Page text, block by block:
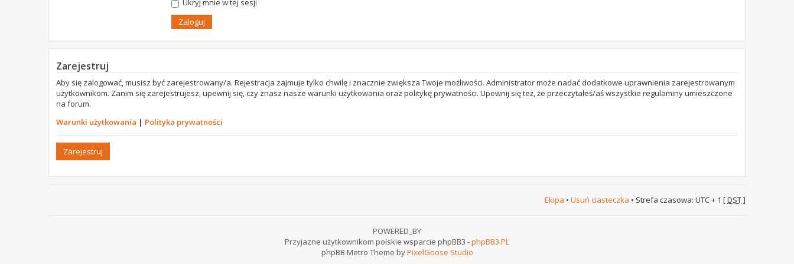
Ukryj mnie w tej sesji
Zarejestruj
Aby się zalogować, musisz być zarejestrowany/a. Rejestracja zajmuje tylko chwilę i znacznie zwiększa Twoje możliwości. Administrator może nadać dodatkowe uprawnienia zarejestrowanym
użytkownikom. Zanim się zarejestrujesz, upewnij się, czy znasz nasze warunki użytkowania oraz politykę prywatności. Upewnij się też, że przeczytałeś/aś wszystkie regulaminy umieszczone
na forum.
Warunki użytkowania | Polityka prywatności
Zarejestruj
Ekipa • Usuń ciasteczka • Strefa czasowa: UTC + 1 [DST]
POWERED_BY
Przyjazne użytkownikom polskie wsparcie phpBB3 -phpBB3.PL
phpBB Metro Theme byPixelGoose Studio